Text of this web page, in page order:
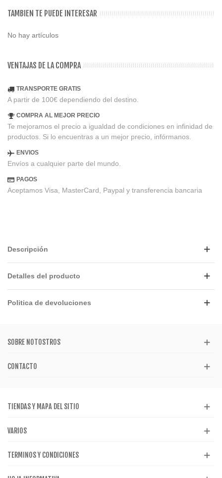
TAMBIEN TE PUEDE INTERESAR
No hay artículos
VENTAJAS DE LA COMPRA
TRANSPORTE GRATIS
A partir de 100€ dependiendo del destino.
COMPRA AL MEJOR PRECIO
Te mejoramos el precio a igualdad de condiciones en infinidad de
productos. Si lo encuentras a un mejor precio, infórmanos.
ENVIOS
Envíos a cualquier parte del mundo.
PAGOS
Aceptamos Visa, MasterCard, Paypal y transferencia bancaria
Descripción
Detalles del producto
Politica de devoluciones
SOBRE NOTOSTROS
CONTACTO
TIENDAS Y MAPA DEL SITIO
VARIOS
TERMINOS Y CONDICIONES